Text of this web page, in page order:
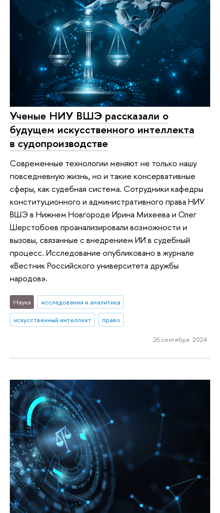
Ученые НИУ ВШЭ рассказали о
будущем искусственного интеллекта
в судопроизводстве
Современные технологии меняют не только нашу
повседневную жизнь, но и такие консервативные
сферы, как судебная система. Сотрудники кафедры
конституционного и административного права НИУ
ВШЭ в Нижнем Новгороде Ирина Михеева и Олег
Шерстобоев проанализировали возможности и
вызовы, связанные с внедрением ИИ в судебный
процесс. Исследование опубликовано в журнале
«Вестник Российского университета дружбы
народов».
Наука
исследования и аналитика
искусственный интеллект
право
26 сентября 2024